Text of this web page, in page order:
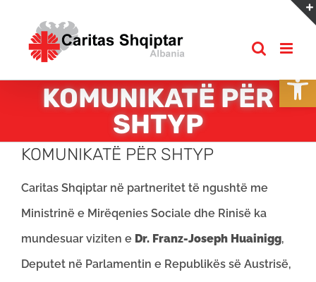
content
KOMUNIKATË PËR
SHTYP
KOMUNIKATË PËR SHTYP
Caritas Shqiptar në partneritet të ngushtë me
Ministrinë e Mirëqenies Sociale dhe Rinisë ka
mundesuar viziten e Dr. Franz-Joseph Huainigg,
Deputet në Parlamentin e Republikës së Austrisë,